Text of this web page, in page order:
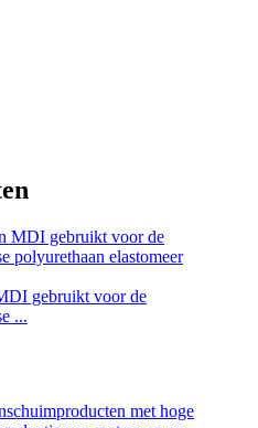
gebruikt voor de
...